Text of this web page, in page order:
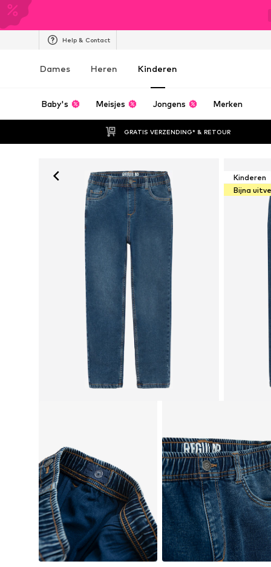
Help & Contact
Dames Heren Kinderen
Baby's Meisjes Jongens Merken
GRATIS VERZENDING* & RETOUR
Kinderen
Bijna